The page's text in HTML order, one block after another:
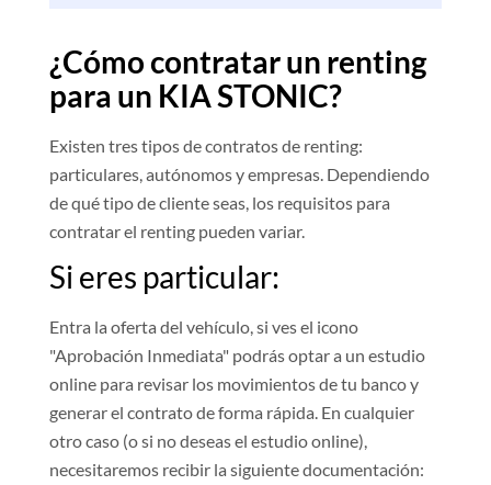
¿Cómo contratar un renting
para un KIA STONIC?
Existen tres tipos de contratos de renting:
particulares, autónomos y empresas. Dependiendo
de qué tipo de cliente seas, los requisitos para
contratar el renting pueden variar.
Si eres particular:
Entra la oferta del vehículo, si ves el icono
"Aprobación Inmediata" podrás optar a un estudio
online para revisar los movimientos de tu banco y
generar el contrato de forma rápida. En cualquier
otro caso (o si no deseas el estudio online),
necesitaremos recibir la siguiente documentación: